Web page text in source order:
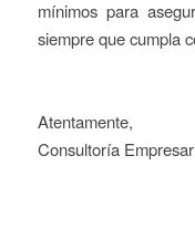
mínimos para
siempre que cumpla
Atentamente,
Consultoría